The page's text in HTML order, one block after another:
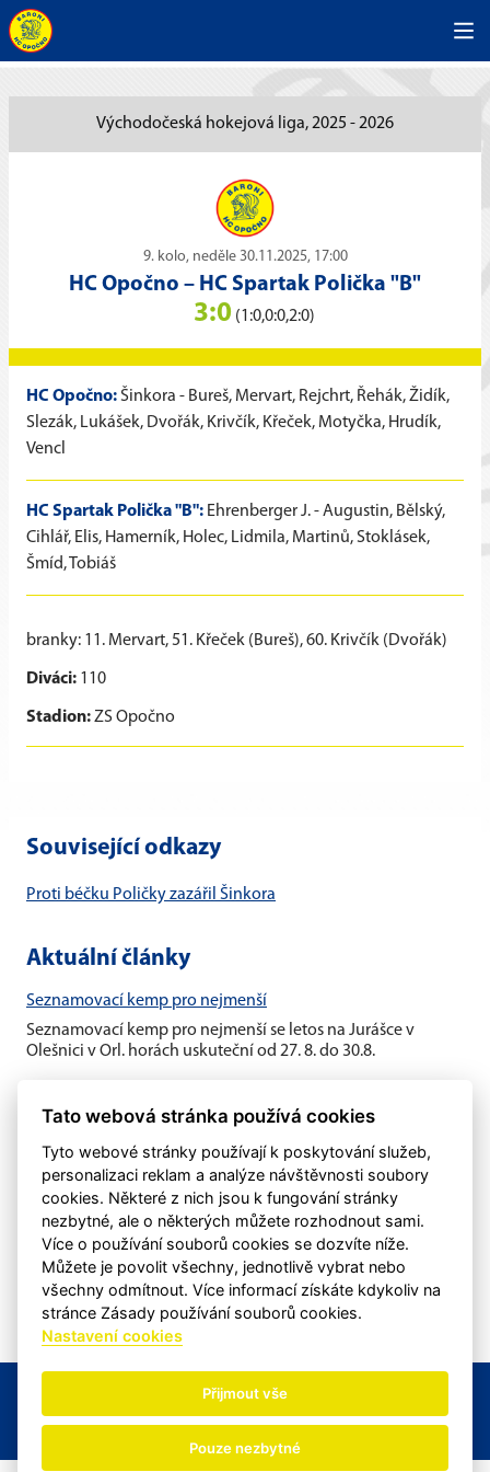
Východočeská hokejová liga, 2025 - 2026
9. kolo, neděle 30.11.2025, 17:00
HC Opočno – HC Spartak Polička "B"
3:0 (1:0,0:0,2:0)
HC Opočno: Šinkora - Bureš, Mervart, Rejchrt, Řehák, Židík,
Slezák, Lukášek, Dvořák, Krivčík, Křeček, Motyčka, Hrudík,
Vencl
HC Spartak Polička "B": Ehrenberger J. - Augustin, Bělský,
Cihlář, Elis, Hamerník, Holec, Lidmila, Martinů, Stoklásek,
Šmíd, Tobiáš
branky: 11. Mervart, 51. Křeček (Bureš), 60. Krivčík (Dvořák)
Diváci: 110
Stadion:ZS Opočno
Související odkazy
Proti béčku Poličky zazářil Šinkora
Aktuální články
Seznamovací kemp pro nejmenší
Seznamovací kemp pro nejmenší se letos na Jurášce v
Olešnici v Orl. horách uskuteční od 27. 8. do 30.8.
Na závěr sezony dvoudenní turnaj roč. 2015/2016
Poslední víkend sezony 2025/2026 proběhl na našem
zimním stadionu turnaj budoucích mladších žáků. Družstva
byla sestavena z ročníku...
& HC Baroni Opočno - kontakt:
Tato webová stránka používá cookies
Tyto webové stránky používají k poskytování služeb,
personalizaci reklam a analýze návštěvnosti soubory
cookies. Některé z nich jsou k fungování stránky
nezbytné, ale o některých můžete rozhodnout sami.
Více o používání souborů cookies se dozvíte níže.
Můžete je povolit všechny, jednotlivě vybrat nebo
všechny odmítnout. Více informací získáte kdykoliv na
stránce Zásady používání souborů cookies.
Nastavení cookies
Přijmout vše
Pouze nezbytné